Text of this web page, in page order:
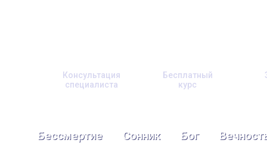
Консультация
специалиста
Бесплатный
курс
Бессмертие Сонник Бог